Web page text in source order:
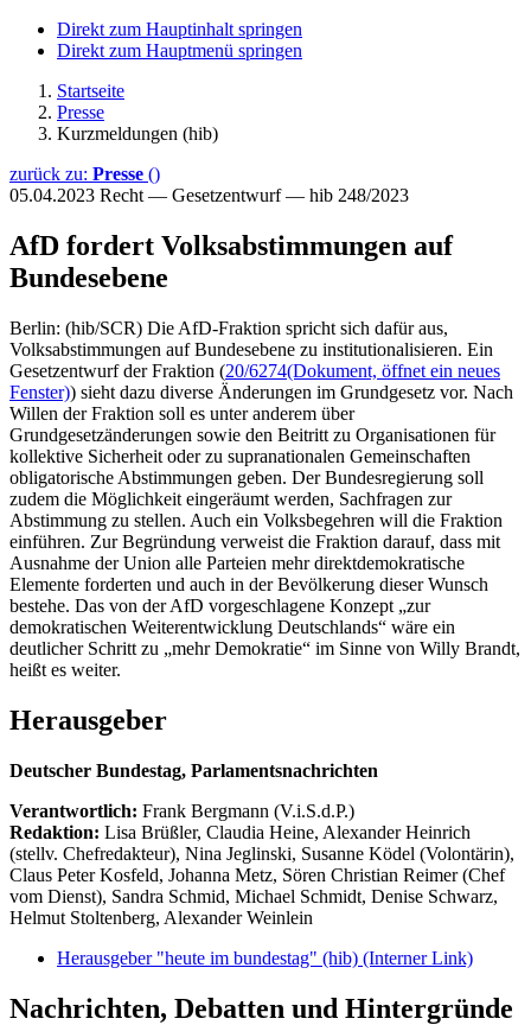
Direkt zum Hauptinhalt springen
Direkt zum Hauptmenü springen
Startseite
Presse
Kurzmeldungen (hib)
zurück zu: Presse ()
05.04.2023 Recht — Gesetzentwurf — hib 248/2023
AfD fordert Volksabstimmungen auf
Bundesebene
Berlin: (hib/SCR) Die AfD-Fraktion spricht sich dafür aus,
Volksabstimmungen auf Bundesebene zu institutionalisieren. Ein
Gesetzentwurf der Fraktion (20/6274(Dokument, öffnet ein neues
Fenster)) sieht dazu diverse Änderungen im Grundgesetz vor. Nach
Willen der Fraktion soll es unter anderem über
Grundgesetzänderungen sowie den Beitritt zu Organisationen für
kollektive Sicherheit oder zu supranationalen Gemeinschaften
obligatorische Abstimmungen geben. Der Bundesregierung soll
zudem die Möglichkeit eingeräumt werden, Sachfragen zur
Abstimmung zu stellen. Auch ein Volksbegehren will die Fraktion
einführen. Zur Begründung verweist die Fraktion darauf, dass mit
Ausnahme der Union alle Parteien mehr direktdemokratische
Elemente forderten und auch in der Bevölkerung dieser Wunsch
bestehe. Das von der AfD vorgeschlagene Konzept „zur
demokratischen Weiterentwicklung Deutschlands“ wäre ein
deutlicher Schritt zu „mehr Demokratie“ im Sinne von Willy Brandt,
heißt es weiter.
Herausgeber
Deutscher Bundestag, Parlamentsnachrichten
Verantwortlich: Frank Bergmann (V.i.S.d.P.)
Redaktion: Lisa Brüßler, Claudia Heine, Alexander Heinrich
(stellv. Chefredakteur), Nina Jeglinski, Susanne Ködel (Volontärin),
Claus Peter Kosfeld, Johanna Metz, Sören Christian Reimer (Chef
vom Dienst), Sandra Schmid, Michael Schmidt, Denise Schwarz,
Helmut Stoltenberg, Alexander Weinlein
Herausgeber "heute im bundestag" (hib) (Interner Link)
Nachrichten, Debatten und Hintergründe